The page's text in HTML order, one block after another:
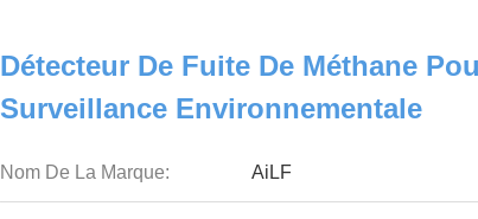
Détecteur De Fuite De Méthane
Surveillance Environnementale
Nom De La Marque: AiLF